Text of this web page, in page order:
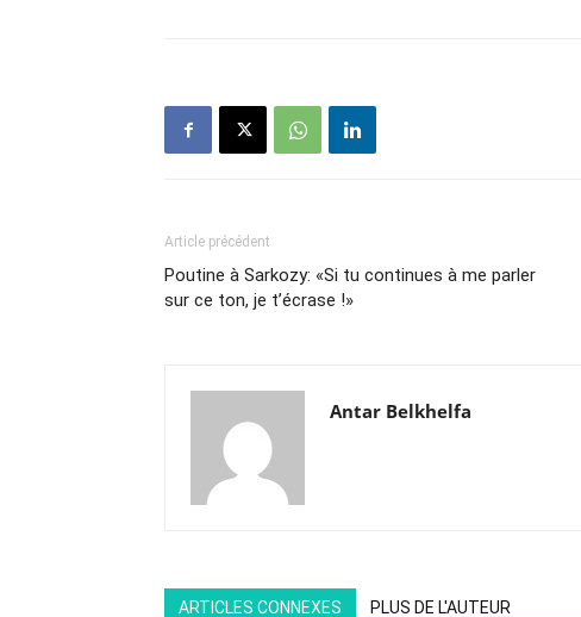
Article précédent
Poutine à Sarkozy: «Si tu continues à me parler
sur ce ton, je t’écrase !»
Antar Belkhelfa
ARTICLES CONNEXES PLUS DE L'AUTEUR